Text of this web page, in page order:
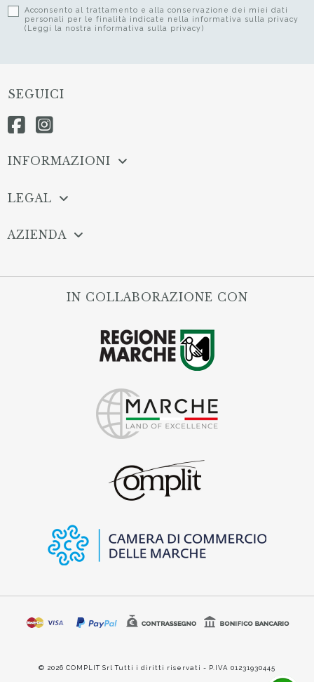
Acconsento al trattamento e alla conservazione dei miei dati
personali per le finalità indicate nella informativa sulla privacy
(Leggi la nostra informativa sulla privacy)
SEGUICI
INFORMAZIONI
LEGAL
AZIENDA
IN COLLABORAZIONE CON
© 2026 COMPLIT Srl Tutti i diritti riservati - P.IVA 01231930445